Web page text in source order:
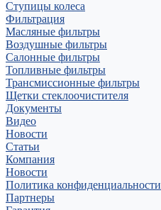
Ступицы колеса
Фильтрация
Масляные фильтры
Воздушные фильтры
Салонные фильтры
Топливные фильтры
Трансмиссионные фильтры
Щетки стеклоочистителя
Документы
Видео
Новости
Статьи
Компания
Новости
Политика конфиденциальности
Партнеры